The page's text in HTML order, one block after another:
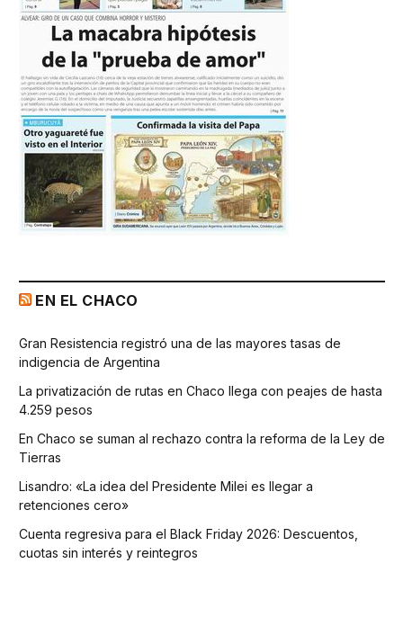
EN EL CHACO
Gran Resistencia registró una de las mayores tasas de
indigencia de Argentina
La privatización de rutas en Chaco llega con peajes de hasta
4.259 pesos
En Chaco se suman al rechazo contra la reforma de la Ley de
Tierras
Lisandro: «La idea del Presidente Milei es llegar a
retenciones cero»
Cuenta regresiva para el Black Friday 2026: Descuentos,
cuotas sin interés y reintegros